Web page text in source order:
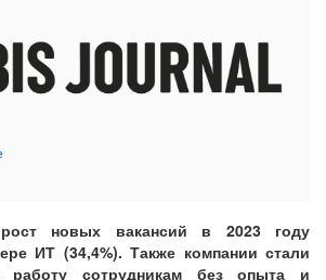
новых вакансий в 2023 году
ИТ (34,4%). Также компании стали
работу сотрудникам без опыта и